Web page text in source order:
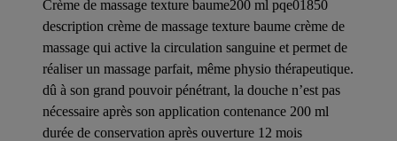
Crème de massage texture baume200 ml pqe01850
description crème de massage texture baume crème de
massage qui active la circulation sanguine et permet de
réaliser un massage parfait, même physio thérapeutique.
dû à son grand pouvoir pénétrant, la douche n’est pas
nécessaire après son application contenance 200 ml
durée de conservation après ouverture 12 mois